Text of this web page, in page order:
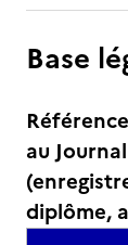
Base
au
diplôme,